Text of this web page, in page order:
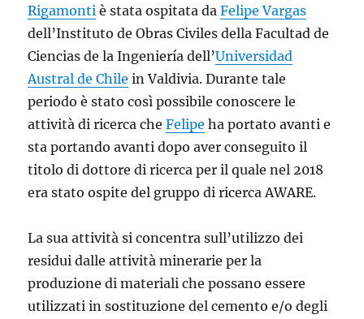
Rigamonti è stata ospitata daFelipe Vargas
dell’Instituto de Obras Civiles della Facultad de
Ciencias de la Ingeniería dell’Universidad
Austral de Chile in Valdivia. Durante tale
periodo è stato così possibile conoscere le
attività di ricerca cheFelipe ha portato avanti e
sta portando avanti dopo aver conseguito il
titolo di dottore di ricerca per il quale nel 2018
era stato ospite del gruppo di ricerca AWARE.
La sua attività si concentra sull’utilizzo dei
residui dalle attività minerarie per la
produzione di materiali che possano essere
utilizzati in sostituzione del cemento e/o degli